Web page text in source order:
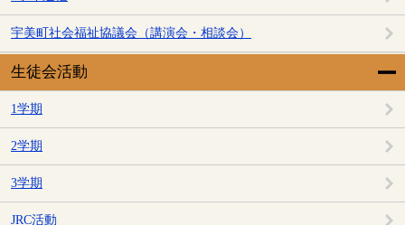
宇美町社会福祉協議会（講演会・相談会）
生徒会活動
1学期
2学期
3学期
JRC活動